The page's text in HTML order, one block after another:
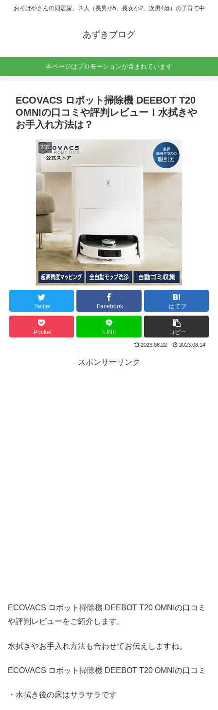
おそばやさんの同居嫁、３人（長男小5、長女小2、次男4歳）の子育て中
あずきブログ
本ページはプロモーションが含まれています
ECOVACS ロボット掃除機 DEEBOT T20
OMNIの口コミや評判レビュー！水拭きや
お手入れ方法は？
家電
Twitter Facebook はてブ
Pocket LINE コピー
2023.08.22 2023.08.14
スポンサーリンク
ECOVACS ロボット掃除機 DEEBOT T20 OMNIの口コミ
や評判レビューをご紹介します。
水拭きやお手入れ方法も合わせてお伝えしますね。
ECOVACS ロボット掃除機 DEEBOT T20 OMNIの口コミ
・水拭き後の床はサラサラです